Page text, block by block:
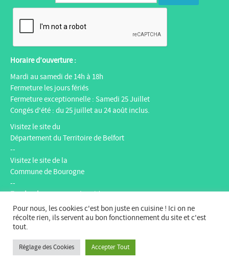
Horaire d’ouverture :
Mardi au samedi de 14h à 18h
Fermeture les jours fériés
Fermeture exceptionnelle : Samedi 25 Juillet
Congés d'été : du 25 juillet au 24 août inclus.
Visitez le site du
Département du Territoire de Belfort
--
Visitez le site de la
Commune de Bourogne
--
Facebook:Espace multimédia Gantner
Instagram: espacemultimediagantner
--
Website
--
Pour nous, les cookies c'est bon juste en cuisine ! Ici on ne
récolte rien, ils servent au bon fonctionnement du site et c'est
tout.
Réglage des Cookies Accepter Tout